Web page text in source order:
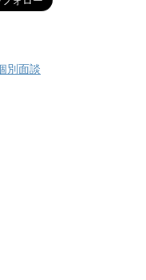
別面談